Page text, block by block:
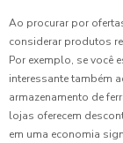
Ao procurar por
considerar produtos
Por exemplo, se você
interessante também
armazenamento de
lojas oferecem
em uma economia